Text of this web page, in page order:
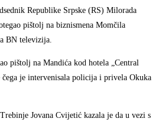
Republike Srpske (RS) Milorada
pištolj na biznismena Momčila
BN televizija.
pištolj na Mandića kod hotela „Central
je intervenisala policija i privela Okuka
Jovana Cvijetić kazala je da u vezi s